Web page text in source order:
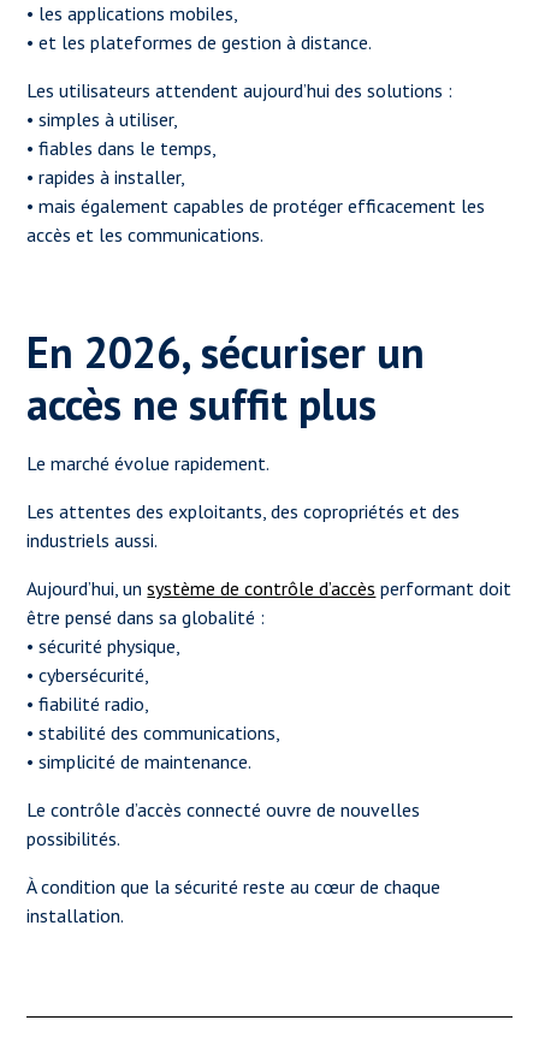
• les applications mobiles,
• et les plateformes de gestion à distance.
Les utilisateurs attendent aujourd’hui des solutions :
• simples à utiliser,
• fiables dans le temps,
• rapides à installer,
• mais également capables de protéger efficacement les
accès et les communications.
En 2026, sécuriser un
accès ne suffit plus
Le marché évolue rapidement.
Les attentes des exploitants, des copropriétés et des
industriels aussi.
Aujourd’hui, unsystème de contrôle d’accès performant doit
être pensé dans sa globalité :
• sécurité physique,
• cybersécurité,
• fiabilité radio,
• stabilité des communications,
• simplicité de maintenance.
Le contrôle d’accès connecté ouvre de nouvelles
possibilités.
À condition que la sécurité reste au cœur de chaque
installation.